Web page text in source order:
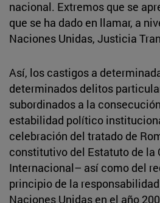
nacional. Extremos que se
que se ha dado en llamar, a
Naciones Unidas, Justicia
Así, los castigos a
determinados delitos
subordinados a la
estabilidad político
celebración del tratado de
constitutivo del Estatuto de la
Internacional– así como del
principio de la
Naciones Unidas en el año